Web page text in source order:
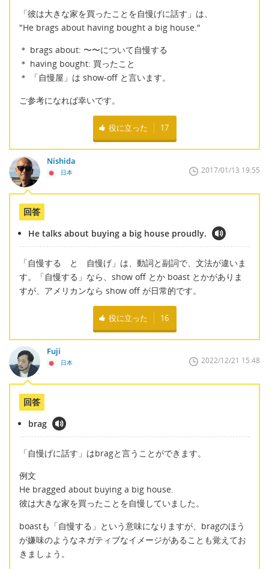
「彼は大きな家を買ったことを自慢げに話す」は、
"He brags about having bought a big house."
＊ brags about: 〜〜について自慢する
＊ having bought: 買ったこと
＊ 「自慢屋」は show-off と言います。
ご参考になれば幸いです。
役に立った 17
Nishida
日本 2017/01/13 19:55
回答
He talks about buying a big house proudly.
「自慢する と 自慢げ」は、動詞と副詞で、文法が違いま
す。「自慢する」なら、show off とか boast とかがありま
すが、アメリカンなら show off が日常的です。
役に立った 16
Fuji
日本 2022/12/21 15:48
回答
brag
「自慢げに話す」はbragと言うことができます。
例文
He bragged about buying a big house.
彼は大きな家を買ったことを自慢していました。
boastも「自慢する」という意味になりますが、bragのほう
が嫌味のようなネガティブなイメージがあることも覚えてお
きましょう。